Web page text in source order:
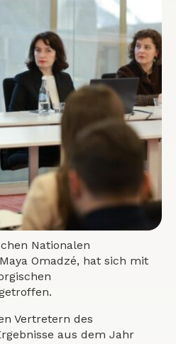
Nationalen
Omadzé, hat sich mit
Vertretern des
aus dem Jahr